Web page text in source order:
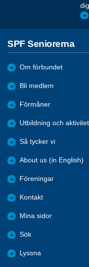
SPF Seniorerna
Om förbundet
Bli medlem
Förmåner
Utbildning och
Så tycker vi
About us (in English)
Föreningar
Kontakt
Mina sidor
Sök
Lyssna